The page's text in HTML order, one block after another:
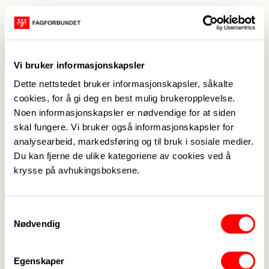
Vi bruker informasjonskapsler
Dette nettstedet bruker informasjonskapsler, såkalte
cookies, for å gi deg en best mulig brukeropplevelse.
Noen informasjonskapsler er nødvendige for at siden
skal fungere. Vi bruker også informasjonskapsler for
analysearbeid, markedsføring og til bruk i sosiale medier.
Du kan fjerne de ulike kategoriene av cookies ved å
krysse på avhukingsboksene.
Nødvendig
Egenskaper
Maren Oddvang, leder for Fagforbundet Barn og
=ppvekst Oslo, har selv vært i Palestina og
Oljefondet skal brukes til folkemord og
okkupasjon, og oppfordrer folk til å delta 27.
november.
Se video med Maren Oddvang: